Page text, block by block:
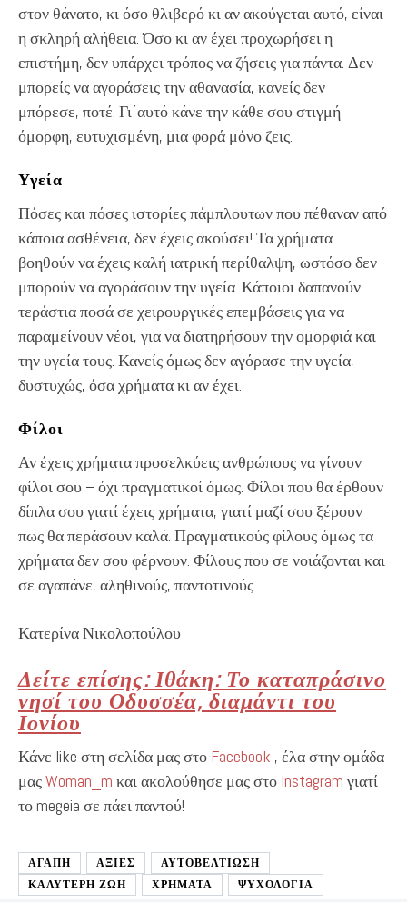
στον θάνατο, κι όσο θλιβερό κι αν ακούγεται αυτό, είναι
η σκληρή αλήθεια. Όσο κι αν έχει προχωρήσει η
επιστήμη, δεν υπάρχει τρόπος να ζήσεις για πάντα. Δεν
μπορείς να αγοράσεις την αθανασία, κανείς δεν
μπόρεσε, ποτέ. Γι΄αυτό κάνε την κάθε σου στιγμή
όμορφη, ευτυχισμένη, μια φορά μόνο ζεις.
Υγεία
Πόσες και πόσες ιστορίες πάμπλουτων που πέθαναν από
κάποια ασθένεια, δεν έχεις ακούσει! Τα χρήματα
βοηθούν να έχεις καλή ιατρική περίθαλψη, ωστόσο δεν
μπορούν να αγοράσουν την υγεία. Κάποιοι δαπανούν
τεράστια ποσά σε χειρουργικές επεμβάσεις για να
παραμείνουν νέοι, για να διατηρήσουν την ομορφιά και
την υγεία τους. Κανείς όμως δεν αγόρασε την υγεία,
δυστυχώς, όσα χρήματα κι αν έχει.
Φίλοι
Αν έχεις χρήματα προσελκύεις ανθρώπους να γίνουν
φίλοι σου – όχι πραγματικοί όμως. Φίλοι που θα έρθουν
δίπλα σου γιατί έχεις χρήματα, γιατί μαζί σου ξέρουν
πως θα περάσουν καλά. Πραγματικούς φίλους όμως τα
χρήματα δεν σου φέρνουν. Φίλους που σε νοιάζονται και
σε αγαπάνε, αληθινούς, παντοτινούς.
Κατερίνα Νικολοπούλου
Δείτε επίσης: Ιθάκη: Το καταπράσινο
νησί του Οδυσσέα, διαμάντι του
Ιονίου
Κάνε like στη σελίδα μας στο Facebook , έλα στην ομάδα
μαςWoman_m και ακολούθησε μας στο Instagram γιατί
το megeia σε πάει παντού!
ΑΓΑΠΗ ΑΞΙΕΣ
ΑΥΤΟΒΕΛΤΊΩΣΗ
ΚΑΛΥΤΕΡΗ ΖΩΗ
ΧΡΗΜΑΤΑ ΨΥΧΟΛΟΓΙΑ